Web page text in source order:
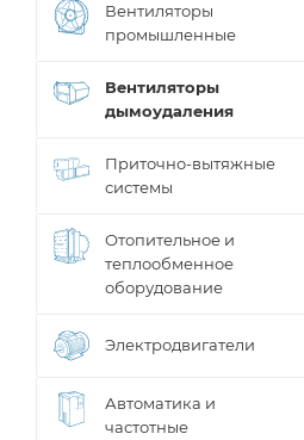
Вентиляторы
промышленные
Вентиляторы
дымоудаления
Приточно-вытяжные
системы
Отопительное и
теплообменное
оборудование
Электродвигатели
Автоматика и
частотные